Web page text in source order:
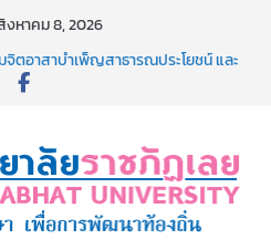
งหาคม 8, 2026
ตอาสาบำเพ็ญสาธารณประโยชน์ และ
ชาการ เปิดบ้าน LRU ครั้งที่ 4 เปิดให้
าขาวิชาในฝัน สู่อนาคตที่ใช่
ะชุมชี้แจงกับคณะอนุกรรมาธิการ
2570